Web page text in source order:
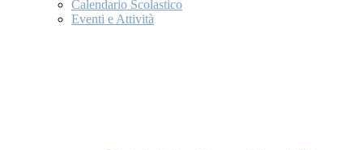
Calendario Scolastico
Eventi e Attività